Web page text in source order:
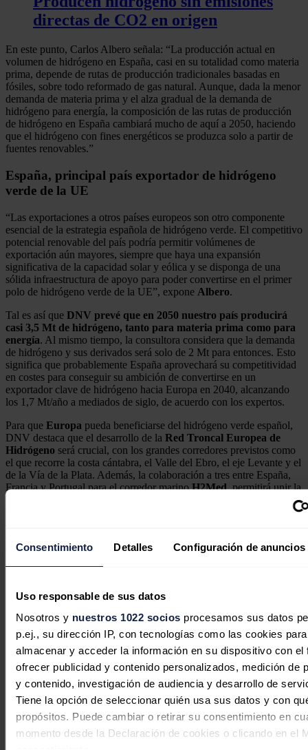
Consentimiento Detalles Configuración de anuncios
Uso responsable de sus datos
Nosotros y nuestros 1022 socios procesamos sus datos
p.ej., su dirección IP, con tecnologías como las cookies para
almacenar y acceder la información en su dispositivo con el
ofrecer publicidad y contenido personalizados, medición de
y contenido, investigación de audiencia y desarrollo de
Tiene la opción de seleccionar quién usa sus datos y con
propósitos. Puede cambiar o retirar su consentimiento en
momento desde la Declaración de cookies o clicando en el
directas de CO2 en origen
En este punto, Carlos Albero señala: “La producción actual en
volumen de hidrógeno en España, casi en su totalidad como materia
prima, depende de rutas de producción tradicionales basadas en
fósiles, sobre todo reformado de gas natural. Aunque, dada la menor
demanda de materia prima y el alza gradual de la demanda de
hidrógeno para energía, la composición de las rutas de producción
de hidrógeno en España cambiará mucho de aquí a 2050, haciendo
que el hidrógeno con fines energéticos se produzca solo a partir de
fuentes renovables.”
España, principal país exportador de hidrógeno
verde de la UE
“Las exportaciones a otros países europeos son otro componente
esencial de la estrategia española de hidrógeno verde. El competitivo
potencial renovable del país podría permitir volúmenes de
exportación aún mayores, siempre que haya una expansión
significativa de la capacidad solar y eólica y se disponga de una
sólida infraestructura de apoyo para poder convertirse en el primer
polo de hidrógeno verde de la UE”, expone Albero.
Tal es así que DNV prevé que en 2050 nuestro país producirá
casi 3,5 Mt de hidrógeno, tanto para materia prima como para
energía. Al mismo tiempo, la consultora considera que la demanda
de hidrógeno y sus derivados será solo de 2 Mt para entonces. Esto
significa que probablemente España aprovechará su competitividad
en costes para conseguir su ambición de convertirse en un
exportador clave de hidrógeno hacia Europa en 2040, alcanzando
los 1,7 Mt/año a mediados de siglo, de acuerdo con los expertos.
Para que Europa pueda beneficiarse del hidrógeno verde español,
DNV destaca que el desarrollo de la Red Troncal Europea de
Hidrógeno será crucial, con los grandes corredores previstos como
el que recorre la costa cántabra, el Valle del Ebro, el eje Levante y el
de la Vía de la Plata. Además, la colaboración a tres entre España,
Francia y Portugal para el corredor marinoH2Med, permitirá unir la
Península Ibérica con Europa, facilitando con ello la exportación de
acelerando así la creación de un mercado competitivo del